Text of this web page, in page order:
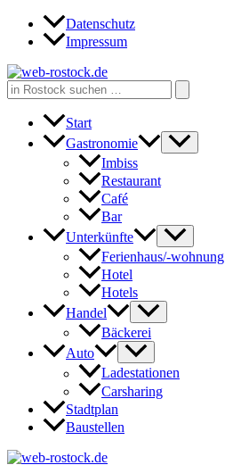
Zum
Inhalt
Datenschutz
Impressum
Search
for:
Start
Gastronomie
Imbiss
Restaurant
Café
Bar
Unterkünfte
Ferienhaus/-wohnung
Hotel
Hotels
Handel
Bäckerei
Auto
Ladestationen
Carsharing
Stadtplan
Baustellen